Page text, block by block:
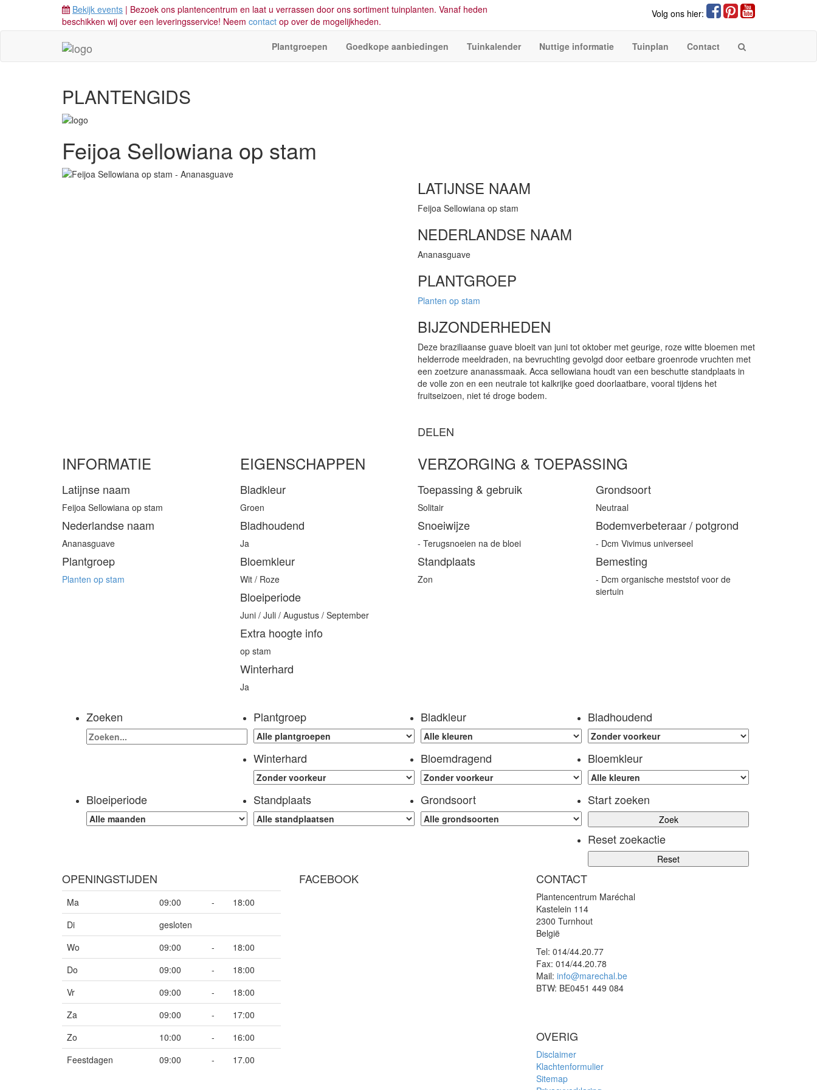
Bekijk events | Bezoek ons plantencentrum en laat u verrassen door ons sortiment tuinplanten. Vanaf heden
beschikken wij over een leveringsservice! Neem contact op over de mogelijkheden.
Volg ons hier:
Plantgroepen Goedkope aanbiedingen Tuinkalender Nuttige informatie Tuinplan Contact
PLANTENGIDS
Feijoa Sellowiana op stam
LATIJNSE NAAM
Feijoa Sellowiana op stam
NEDERLANDSE NAAM
Ananasguave
PLANTGROEP
Planten op stam
BIJZONDERHEDEN
Deze braziliaanse guave bloeit van juni tot oktober met geurige, roze witte bloemen met
helderrode meeldraden, na bevruchting gevolgd door eetbare groenrode vruchten met
een zoetzure ananassmaak. Acca sellowiana houdt van een beschutte standplaats in
de volle zon en een neutrale tot kalkrijke goed doorlaatbare, vooral tijdens het
fruitseizoen, niet té droge bodem.
DELEN
INFORMATIE
Latijnse naam
Feijoa Sellowiana op stam
Nederlandse naam
Ananasguave
Plantgroep
Planten op stam
EIGENSCHAPPEN
Bladkleur
Groen
Bladhoudend
Ja
Bloemkleur
Wit / Roze
Bloeiperiode
Juni / Juli / Augustus / September
Extra hoogte info
op stam
Winterhard
Ja
VERZORGING & TOEPASSING
Toepassing & gebruik
Solitair
Snoeiwijze
- Terugsnoeien na de bloei
Standplaats
Zon
Grondsoort
Neutraal
Bodemverbeteraar / potgrond
- Dcm Vivimus universeel
Bemesting
- Dcm organische meststof voor de
siertuin
Zoeken Plantgroep Bladkleur Bladhoudend
Winterhard Bloemdragend Bloemkleur
Bloeiperiode Standplaats Grondsoort Start zoeken
Reset zoekactie
OPENINGSTIJDEN
Ma 09:00 -
18:00
Di
gesloten
Wo
09:00 -
18:00
Do
09:00 -
18:00
Vr
09:00 -
18:00
Za
09:00 -
17:00
Zo
10:00 -
16:00
Feestdagen
09:00 - 17.00
FACEBOOK CONTACT
Plantencentrum Maréchal
Kastelein 114
2300 Turnhout
België
Tel: 014/44.20.77
Fax: 014/44.20.78
Mail: info@marechal.be
BTW: BE0451 449 084
OVERIG
Disclaimer
Klachtenformulier
Sitemap